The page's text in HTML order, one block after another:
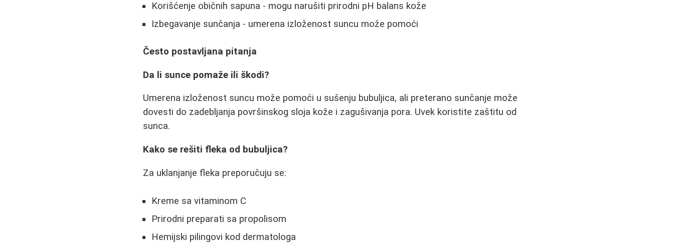
Korišćenje običnih sapuna - mogu narušiti prirodni pH balans kože
Izbegavanje sunčanja - umerena izloženost suncu može pomoći
Često postavljana pitanja
Da li sunce pomaže ili škodi?
Umerena izloženost suncu može pomoći u sušenju bubuljica, ali preterano sunčanje može
dovesti do zadebljanja površinskog sloja kože i zagušivanja pora. Uvek koristite zaštitu od
sunca.
Kako se rešiti fleka od bubuljica?
Za uklanjanje fleka preporučuju se:
Kreme sa vitaminom C
Prirodni preparati sa propolisom
Hemijski pilingovi kod dermatologa